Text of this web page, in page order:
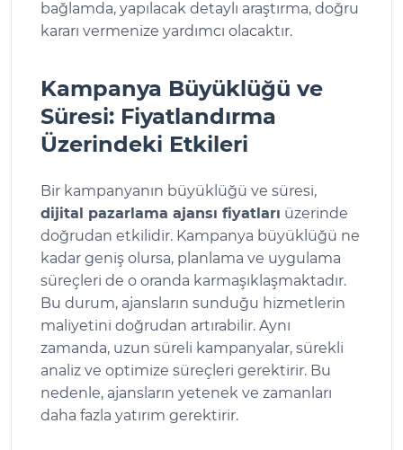
bağlamda, yapılacak detaylı araştırma, doğru
kararı vermenize yardımcı olacaktır.
Kampanya Büyüklüğü ve
Süresi: Fiyatlandırma
Üzerindeki Etkileri
Bir kampanyanın büyüklüğü ve süresi,
dijital pazarlama ajansı fiyatları üzerinde
doğrudan etkilidir. Kampanya büyüklüğü ne
kadar geniş olursa, planlama ve uygulama
süreçleri de o oranda karmaşıklaşmaktadır.
Bu durum, ajansların sunduğu hizmetlerin
maliyetini doğrudan artırabilir. Aynı
zamanda, uzun süreli kampanyalar, sürekli
analiz ve optimize süreçleri gerektirir. Bu
nedenle, ajansların yetenek ve zamanları
daha fazla yatırım gerektirir.